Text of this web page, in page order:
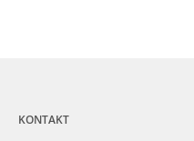
KONTAKT